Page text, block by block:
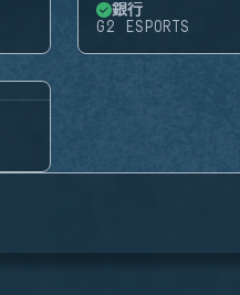
銀行
G2 ESPORTS